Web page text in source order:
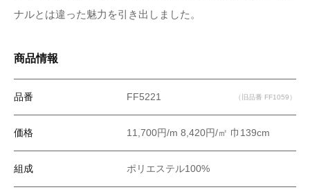
ナルとは違った魅力を引き出しました。
商品情報
品番 FF5221 （旧品番 FF1059）
価格 11,700円/m 8,420円/㎡ 巾139cm
組成 ポリエステル100%